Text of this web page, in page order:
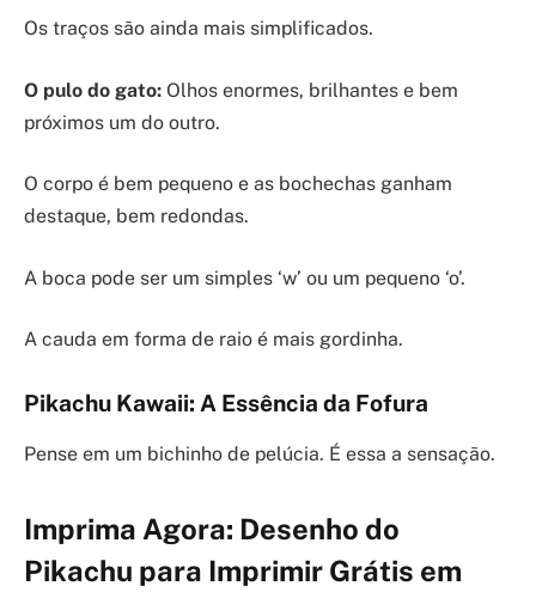
Os traços são ainda mais simplificados.
O pulo do gato: Olhos enormes, brilhantes e bem
próximos um do outro.
O corpo é bem pequeno e as bochechas ganham
destaque, bem redondas.
A boca pode ser um simples ‘w’ ou um pequeno ‘o’.
A cauda em forma de raio é mais gordinha.
Pikachu Kawaii: A Essência da Fofura
Pense em um bichinho de pelúcia. É essa a sensação.
Imprima Agora: Desenho do
Pikachu para Imprimir Grátis em